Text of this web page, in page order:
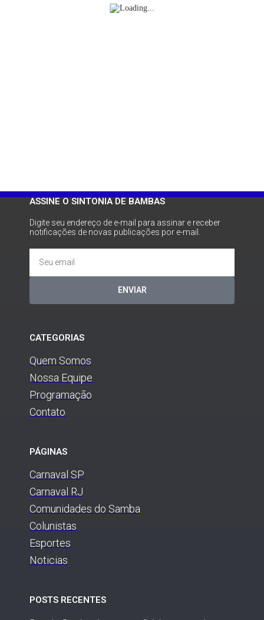
ASSINE O SINTONIA DE BAMBAS
Digite seu endereço de e-mail para assinar e receber
notificações de novas publicações por e-mail.
ENVIAR
CATEGORIAS
Quem Somos
Nossa Equipe
Programação
Contato
PÁGINAS
Carnaval SP
Carnaval RJ
Comunidades do Samba
Colunistas
Esportes
Noticias
POSTS RECENTES